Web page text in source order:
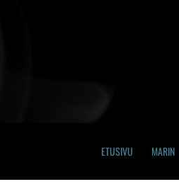
ETUSIVU MARIN